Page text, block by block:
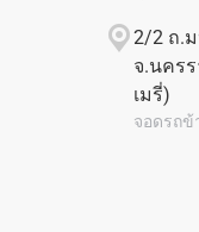
2/2 ถ.ม
จ.นคร
เมรี่)
จอดรถ